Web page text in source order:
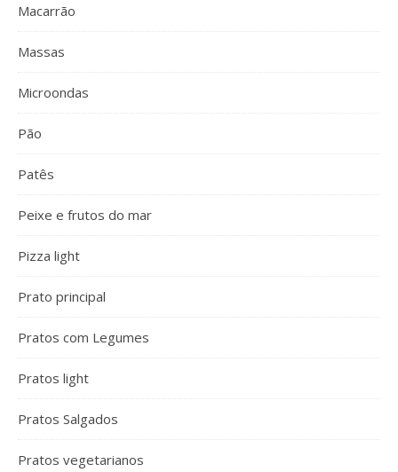
Macarrão
Massas
Microondas
Pão
Patês
Peixe e frutos do mar
Pizza light
Prato principal
Pratos com Legumes
Pratos light
Pratos Salgados
Pratos vegetarianos